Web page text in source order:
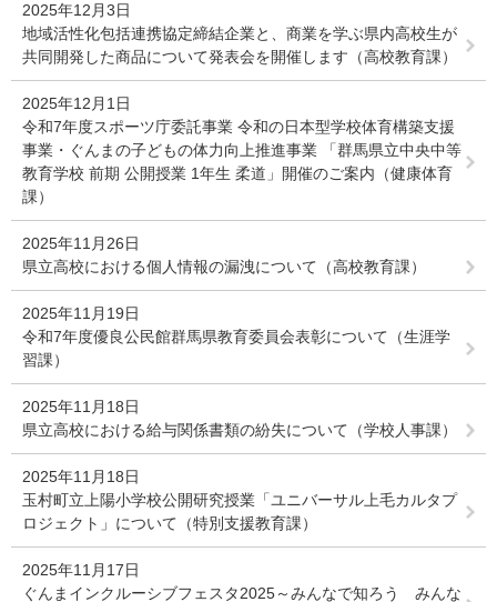
2025年12月3日
地域活性化包括連携協定締結企業と、商業を学ぶ県内高校生が
共同開発した商品について発表会を開催します（高校教育課）
2025年12月1日
令和7年度スポーツ庁委託事業 令和の日本型学校体育構築支援
事業・ぐんまの子どもの体力向上推進事業 「群馬県立中央中等
教育学校 前期 公開授業 1年生 柔道」開催のご案内（健康体育
課）
2025年11月26日
県立高校における個人情報の漏洩について（高校教育課）
2025年11月19日
令和7年度優良公民館群馬県教育委員会表彰について（生涯学
習課）
2025年11月18日
県立高校における給与関係書類の紛失について（学校人事課）
2025年11月18日
玉村町立上陽小学校公開研究授業「ユニバーサル上毛カルタプ
ロジェクト」について（特別支援教育課）
2025年11月17日
ぐんまインクルーシブフェスタ2025～みんなで知ろう みんな